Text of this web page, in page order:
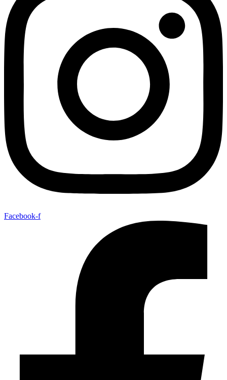
Facebook-f